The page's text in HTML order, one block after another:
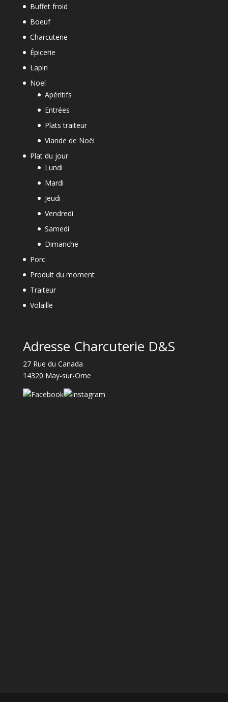
Buffet froid
Boeuf
Charcuterie
Épicerie
Lapin
Noel
Apéritifs
Entrées
Plats traiteur
Viande de Noël
Plat du jour
Lundi
Mardi
Jeudi
Vendredi
Samedi
Dimanche
Porc
Produit du moment
Traiteur
Volaille
Adresse Charcuterie D&S
27 Rue du Canada
14320 May-sur-Orne